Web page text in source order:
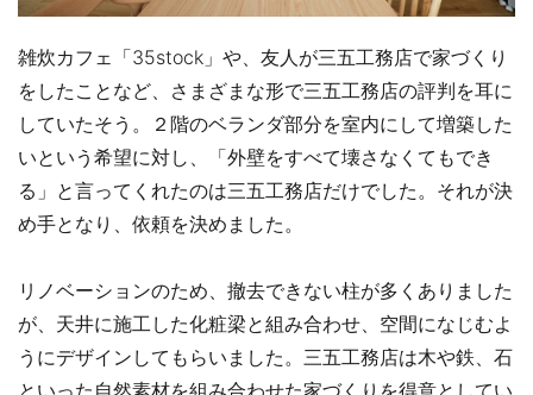
雑炊カフェ「35stock」や、友人が三五工務店で家づくり
をしたことなど、さまざまな形で三五工務店の評判を耳に
していたそう。２階のベランダ部分を室内にして増築した
いという希望に対し、「外壁をすべて壊さなくてもでき
る」と言ってくれたのは三五工務店だけでした。それが決
め手となり、依頼を決めました。
リノベーションのため、撤去できない柱が多くありました
が、天井に施工した化粧梁と組み合わせ、空間になじむよ
うにデザインしてもらいました。三五工務店は木や鉄、石